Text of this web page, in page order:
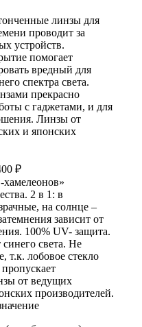
линзы для
проводит за
устройств.
помогает
вредный для
спектра света.
прекрасно
с гаджетами, и для
Линзы от
и японских
₽
2 в 1: в
на солнце –
зависит от
100% UV- защита.
света. Не
т.к. лобовое стекло
от ведущих
производителей.